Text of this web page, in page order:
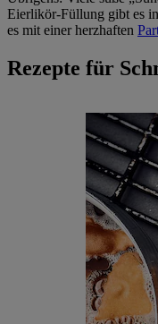
Eierlikör-Füllung gibt es
es mit einer herzhaften
Rezepte für